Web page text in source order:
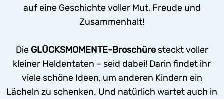
auf eine Geschichte voller Mut, Freude und
Zusammenhalt!
Die GLÜCKSMOMENTE-Broschüresteckt voller
kleiner Heldentaten – seid dabei! Darin findet ihr
viele schöne Ideen, um anderen Kindern ein
Lächeln zu schenken. Und natürlich wartet auch in